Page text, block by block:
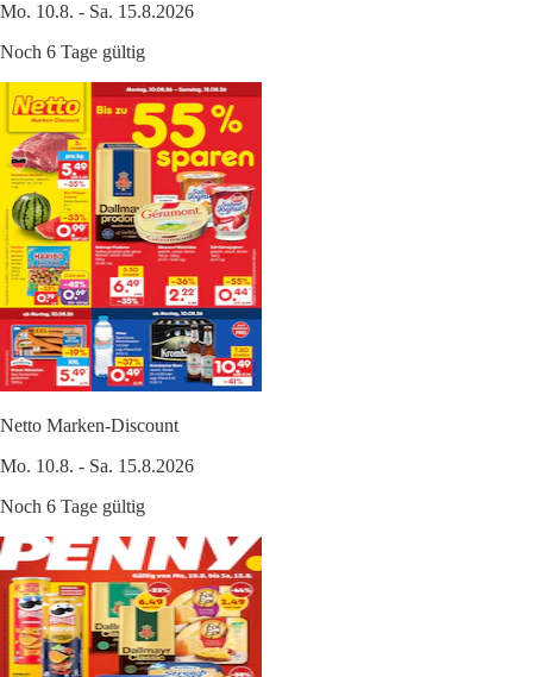
Mo. 10.8. - Sa. 15.8.2026
Noch 6 Tage gültig
Netto Marken-Discount
Mo. 10.8. - Sa. 15.8.2026
Noch 6 Tage gültig